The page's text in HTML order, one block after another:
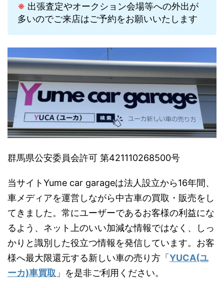
※ 出張査定やオークション会場等への外出が
多いのでご来店はご予約をお願いいたします
群馬県公安委員会許可 第421110268500号
当サイトYume car garageは法人設立から16年間、
車メディアを運営しながら中古車の買取・販売をし
てきました。常にユーザーであるお客様の利益にな
るよう、ネット上のいい加減な情報ではなく、しっ
かりと識別した役立つ情報を発信しています。お客
様へ最大限還元する新しい車の売り方「 YUCA(ユ
ーカ)車買取 」を是非ご利用ください。